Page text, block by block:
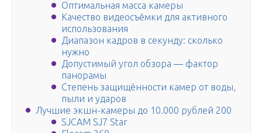
Оптимальная масса камеры
Качество видеосъёмки для активного
использования
Диапазон кадров в секунду: сколько
нужно
Допустимый угол обзора — фактор
панорамы
Степень защищённости камер от воды,
пыли и ударов
Лучшие экшн-камеры до 10.000 рублей 200
SJCAM SJ7 Star